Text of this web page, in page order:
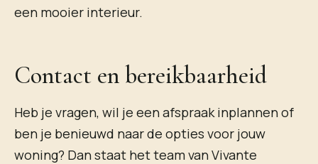
een mooier interieur.
Contact en bereikbaarheid
Heb je vragen, wil je een afspraak inplannen of
ben je benieuwd naar de opties voor jouw
woning? Dan staat het team van Vivante